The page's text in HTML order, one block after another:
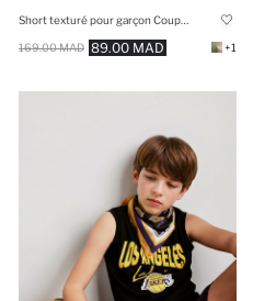
89.00 MAD
169.00 MAD +1